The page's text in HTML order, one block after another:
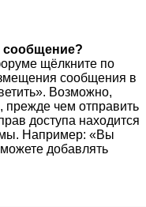
сообщение?
щёлкните по
сообщения в
Возможно,
прежде чем отправить
доступа находится
Например: «Вы
добавлять